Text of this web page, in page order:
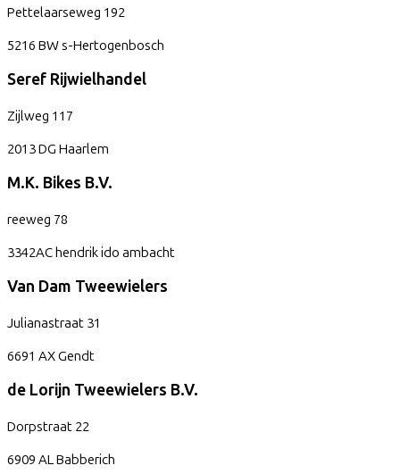
Pettelaarseweg 192
5216 BWs-Hertogenbosch
Seref Rijwielhandel
Zijlweg 117
2013 DG Haarlem
M.K. Bikes B.V.
reeweg 78
3342AC hendrik ido ambacht
Van Dam Tweewielers
Julianastraat 31
6691 AXGendt
de Lorijn Tweewielers B.V.
Dorpstraat 22
6909 ALBabberich